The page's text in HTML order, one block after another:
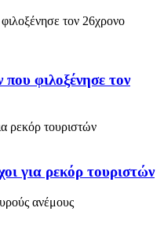
φιλοξένησε τον
για ρεκόρ τουριστών